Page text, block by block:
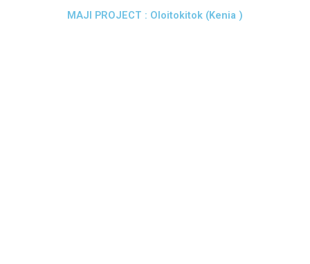
MAJI PROJECT : Oloitokitok (Kenia )